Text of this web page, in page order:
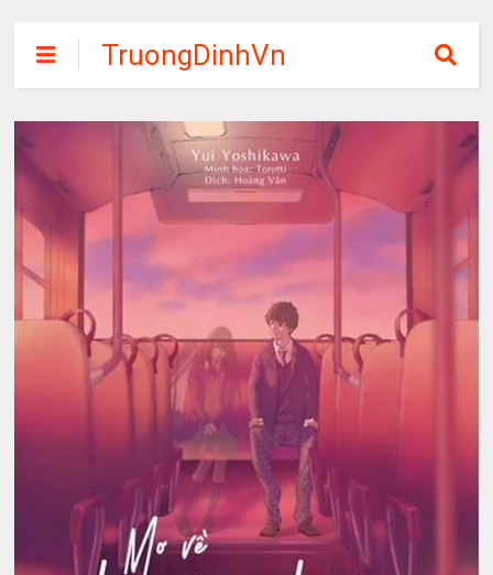
TruongDinhVn
Chia sẽ ebook,
các khóa học,
phần mềm học
tập miễn phí